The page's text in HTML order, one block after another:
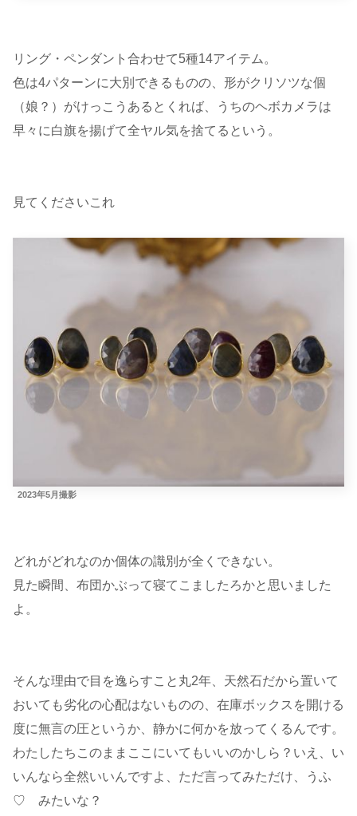
リング・ペンダント合わせて5種14アイテム。
色は4パターンに大別できるものの、形がクリソツな個
（娘？）がけっこうあるとくれば、うちのヘボカメラは
早々に白旗を揚げて全ヤル気を捨てるという。
見てくださいこれ
2023年5月撮影
どれがどれなのか個体の識別が全くできない。
見た瞬間、布団かぶって寝てこましたろかと思いました
よ。
そんな理由で目を逸らすこと丸2年、天然石だから置いて
おいても劣化の心配はないものの、在庫ボックスを開ける
度に無言の圧というか、静かに何かを放ってくるんです。
わたしたちこのままここにいてもいいのかしら？いえ、い
いんなら全然いいんですよ、ただ言ってみただけ、うふ
♡ みたいな？